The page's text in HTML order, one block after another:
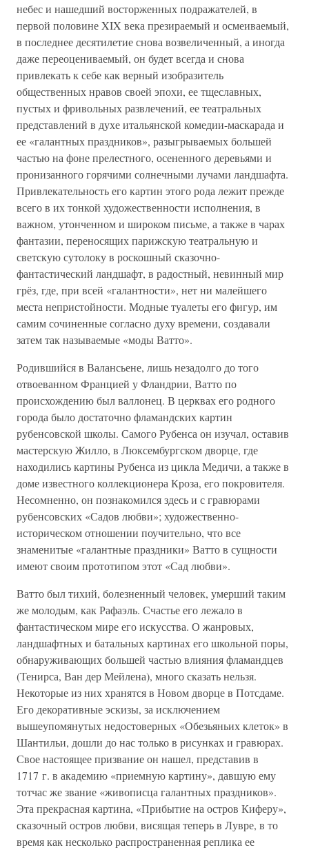
небес и нашедший восторженных подражателей, в
первой половине XIX века презираемый и осмеиваемый,
в последнее десятилетие снова возвеличенный, а иногда
даже переоцениваемый, он будет всегда и снова
привлекать к себе как верный изобразитель
общественных нравов своей эпохи, ее тщеславных,
пустых и фривольных развлечений, ее театральных
представлений в духе итальянской комедии-маскарада и
ее «галантных праздников», разыгрываемых большей
частью на фоне прелестного, осененного деревьями и
пронизанного горячими солнечными лучами ландшафта.
Привлекательность его картин этого рода лежит прежде
всего в их тонкой художественности исполнения, в
важном, утонченном и широком письме, а также в чарах
фантазии, переносящих парижскую театральную и
светскую сутолоку в роскошный сказочно-
фантастический ландшафт, в радостный, невинный мир
грёз, где, при всей «галантности», нет ни малейшего
места непристойности. Модные туалеты его фигур, им
самим сочиненные согласно духу времени, создавали
затем так называемые «моды Ватто».
Родившийся в Валансьене, лишь незадолго до того
отвоеванном Францией у Фландрии, Ватто по
происхождению был валлонец. В церквах его родного
города было достаточно фламандских картин
рубенсовской школы. Самого Рубенса он изучал, оставив
мастерскую Жилло, в Люксембургском дворце, где
находились картины Рубенса из цикла Медичи, а также в
доме известного коллекционера Кроза, его покровителя.
Несомненно, он познакомился здесь и с гравюрами
рубенсовских «Садов любви»; художественно-
историческом отношении поучительно, что все
знаменитые «галантные праздники» Ватто в сущности
имеют своим прототипом этот «Сад любви».
Ватто был тихий, болезненный человек, умерший таким
же молодым, как Рафаэль. Счастье его лежало в
фантастическом мире его искусства. О жанровых,
ландшафтных и батальных картинах его школьной поры,
обнаруживающих большей частью влияния фламандцев
(Тенирса, Ван дер Мейлена), много сказать нельзя.
Некоторые из них хранятся в Новом дворце в Потсдаме.
Его декоративные эскизы, за исключением
вышеупомянутых недостоверных «Обезьяньих клеток» в
Шантильи, дошли до нас только в рисунках и гравюрах.
Свое настоящее призвание он нашел, представив в
1717 г. в академию «приемную картину», давшую ему
тотчас же звание «живописца галантных праздников».
Эта прекрасная картина, «Прибытие на остров Киферу»,
сказочный остров любви, висящая теперь в Лувре, в то
время как несколько распространенная реплика ее